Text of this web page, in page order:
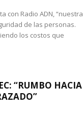
con Radio ADN, “nuestra
de las personas.
los costos que
“RUMBO HACIA